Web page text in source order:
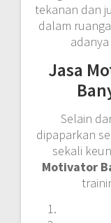
tekanan dan
dalam
Jasa
Selain
dipaparkan
sekali
Motivator